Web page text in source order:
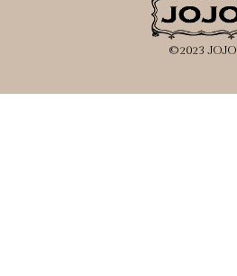
©2023 JOJO